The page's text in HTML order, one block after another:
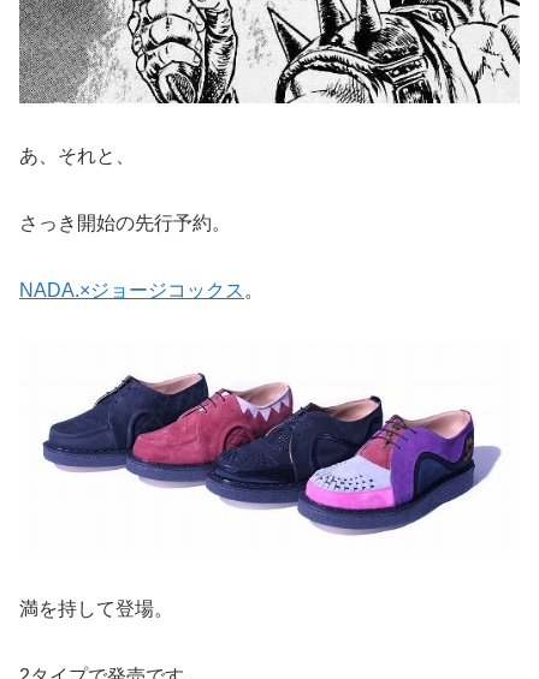
あ、それと、
さっき開始の先行予約。
NADA.×ジョージコックス 。
満を持して登場。